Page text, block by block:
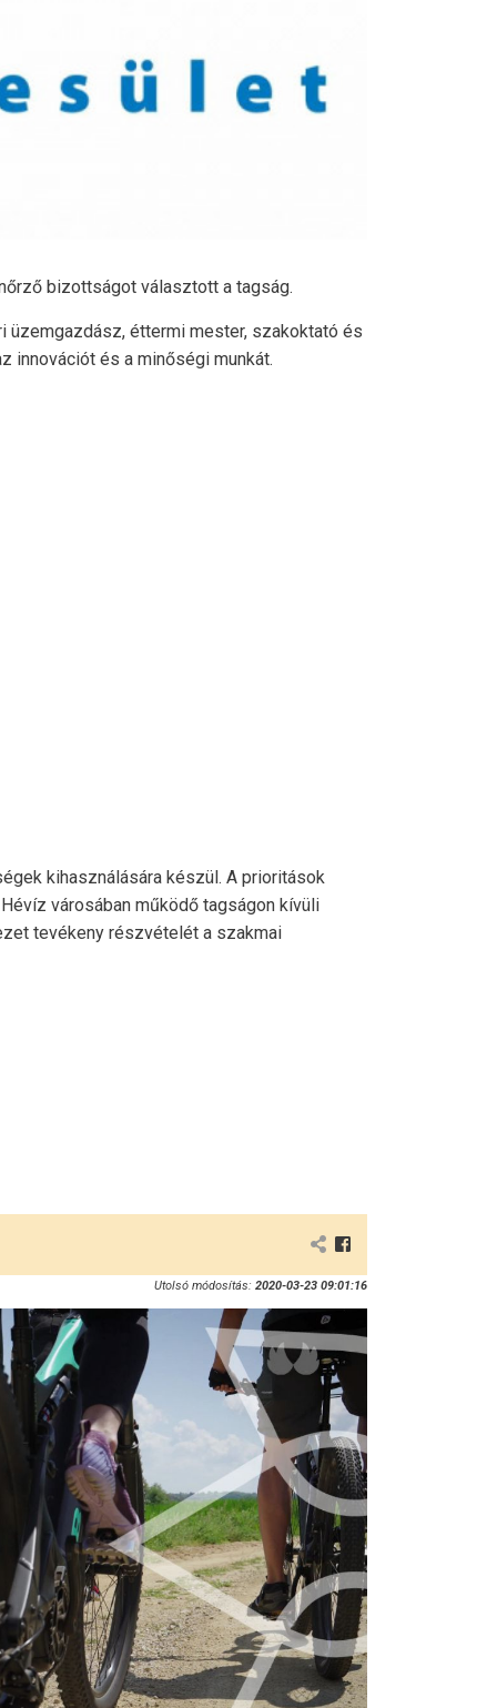
bizottságot választott a tagság.
üzemgazdász, éttermi mester, szakoktató és
innovációt és a minőségi munkát.
kihasználására készül. A prioritások
városában működő tagságon kívüli
tevékeny részvételét a szakmai
Utolsó módosítás: 2020-03-23 09:01:16